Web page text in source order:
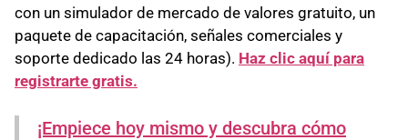
con un simulador de mercado de valores gratuito, un
paquete de capacitación, señales comerciales y
soporte dedicado las 24 horas). Haz clic aquí para
registrarte gratis.
¡Empiece hoy mismo y descubra cómo